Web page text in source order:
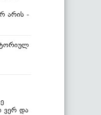
არის -
ვერ და